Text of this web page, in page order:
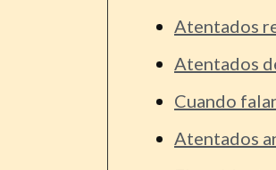
Atentados
Atentados
Cuando
Atentados